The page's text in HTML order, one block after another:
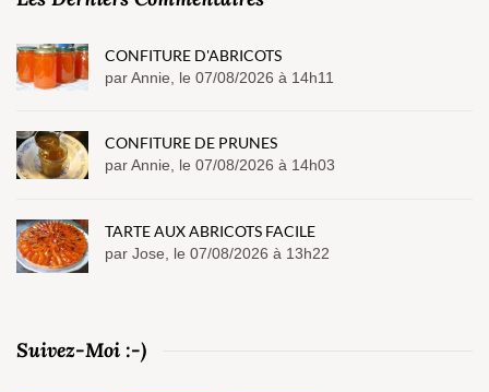
CONFITURE D'ABRICOTS
par Annie, le 07/08/2026 à 14h11
CONFITURE DE PRUNES
par Annie, le 07/08/2026 à 14h03
TARTE AUX ABRICOTS FACILE
par Jose, le 07/08/2026 à 13h22
Suivez-Moi :-)